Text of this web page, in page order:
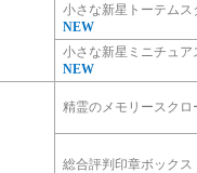
小さな新星トーテム
NEW
小さな新星ミニチュ
NEW
精霊のメモリースクロ
総合評判印章ボックス